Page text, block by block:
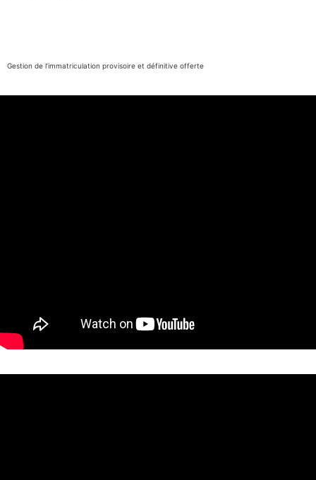
Gestion de l’immatriculation provisoire et définitive offerte